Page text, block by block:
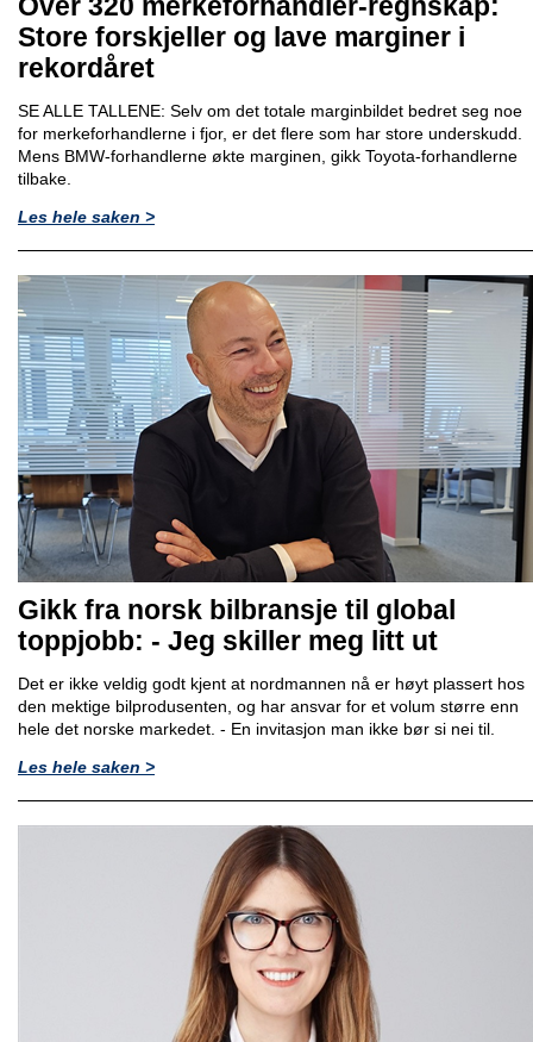
Store forskjeller og lave marginer i
rekordåret
SE ALLE TALLENE: Selv om det totale marginbildet bedret seg noe
for merkeforhandlerne i fjor, er det flere som har store underskudd.
Mens BMW-forhandlerne økte marginen, gikk Toyota-forhandlerne
tilbake.
Les hele saken >
Gikk fra norsk bilbransje til global
toppjobb: - Jeg skiller meg litt ut
Det er ikke veldig godt kjent at nordmannen nå er høyt plassert hos
den mektige bilprodusenten, og har ansvar for et volum større enn
hele det norske markedet. - En invitasjon man ikke bør si nei til.
Les hele saken >